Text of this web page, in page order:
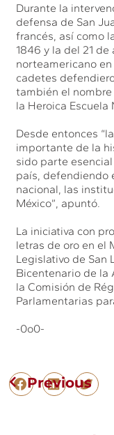
Durante la
defensa de San
francés, así como
1846 y la del 21
norteamericano
cadetes
también el
la Heroica Escuela
Desde entonces
importante de la
sido parte
país, defendiendo
nacional, las
México”, apuntó.
La iniciativa con
letras de oro en el
Legislativo de San
Bicentenario de la
la Comisión de
Parlamentarias
-0o0-
Previous